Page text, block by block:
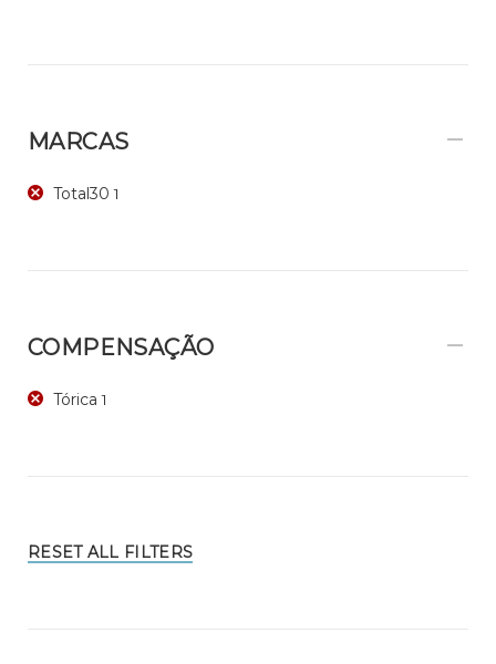
MARCAS
Total30 1
COMPENSAÇÃO
Tórica 1
RESET ALL FILTERS